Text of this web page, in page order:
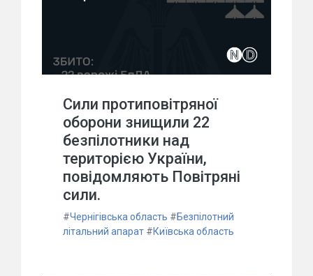
Сили протиповітряної
оборони знищили 22
безпілотники над
територією України,
повідомляють Повітряні
сили.
#Чернігівська область #Безпілотний
літальний апарат #Київська область